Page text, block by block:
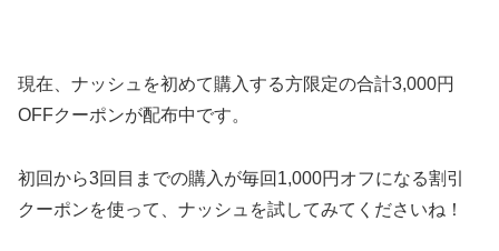
現在、ナッシュを初めて購入する方限定の合計3,000円
OFFクーポンが配布中です。
初回から3回目までの購入が毎回1,000円オフになる割引
クーポンを使って、ナッシュを試してみてくださいね！